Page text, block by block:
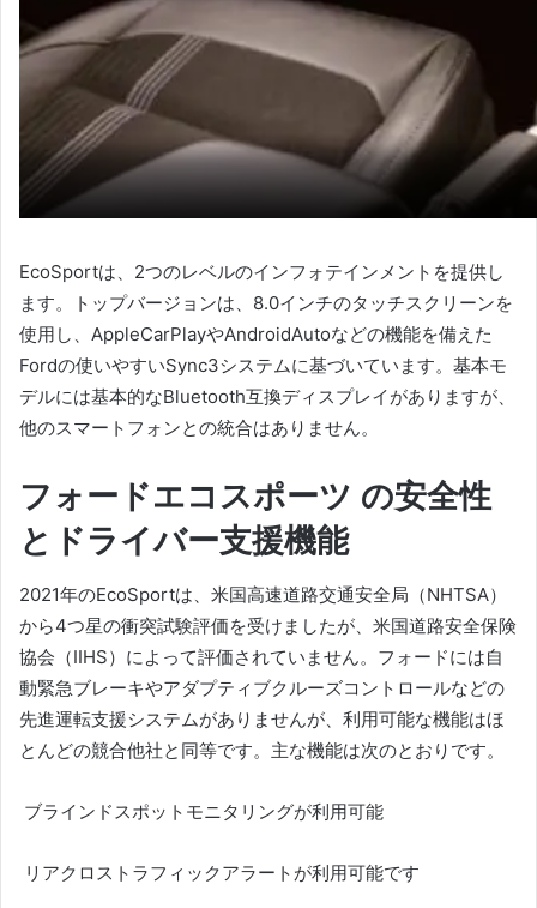
EcoSportは、2つのレベルのインフォテインメントを提供し
ます。トップバージョンは、8.0インチのタッチスクリーンを
使用し、AppleCarPlayやAndroidAutoなどの機能を備えた
Fordの使いやすいSync3システムに基づいています。 基本モ
デルには基本的なBluetooth互換ディスプレイがありますが、
他のスマートフォンとの統合はありません。
フォードエコスポーツ の安全性
とドライバー支援機能
2021年のEcoSportは、米国高速道路交通安全局（NHTSA）
から4つ星の衝突試験評価を受けましたが、米国道路安全保険
協会（IIHS）によって評価されていません。 フォードには自
動緊急ブレーキやアダプティブクルーズコントロールなどの
先進運転支援システムがありませんが、利用可能な機能はほ
とんどの競合他社と同等です。 主な機能は次のとおりです。
ブラインドスポットモニタリングが利用可能
リアクロストラフィックアラートが利用可能です